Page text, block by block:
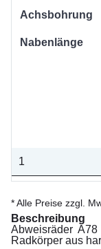
Achsbohrung
Nabenlänge
* Alle Preise zzgl.
Beschreibung
Abweisräder A78
Radkörper aus